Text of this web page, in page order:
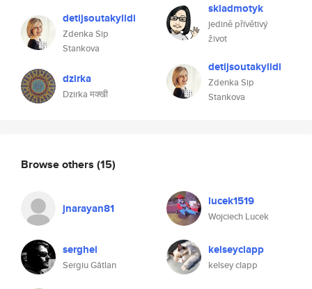
detijsoutakylidi
Zdenka Sip
Stankova
dzirka
Dzirka मक्खी
skladmotyk
jedině přívětivý
život
detijsoutakylidi
Zdenka Sip
Stankova
Browse others (15)
jnarayan81 lucek1519
Wojciech Lucek
serghei
Sergiu Gâtlan
kelseyclapp
kelsey clapp